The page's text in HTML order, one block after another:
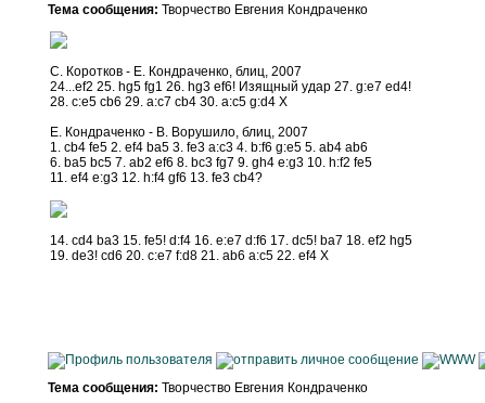
Тема сообщения: Творчество Евгения Кондраченко
С. Коротков - Е. Кондраченко, блиц, 2007
24...ef2 25. hg5 fg1 26. hg3 ef6! Изящный удар 27. g:e7 ed4!
28. c:e5 cb6 29. a:c7 cb4 30. a:c5 g:d4 Х
Е. Кондраченко - В. Ворушило, блиц, 2007
1. cb4 fe5 2. ef4 ba5 3. fe3 a:c3 4. b:f6 g:e5 5. ab4 ab6
6. ba5 bc5 7. ab2 ef6 8. bc3 fg7 9. gh4 e:g3 10. h:f2 fe5
11. ef4 e:g3 12. h:f4 gf6 13. fe3 cb4?
14. cd4 ba3 15. fe5! d:f4 16. e:e7 d:f6 17. dc5! ba7 18. ef2 hg5
19. de3! cd6 20. c:e7 f:d8 21. ab6 a:c5 22. ef4 Х
Тема сообщения: Творчество Евгения Кондраченко